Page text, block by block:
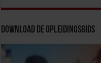
Download de opleidingsgids